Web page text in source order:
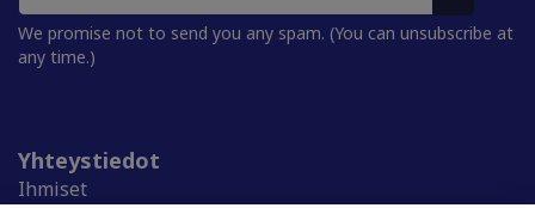
We promise not to send you any spam. (You can unsubscribe at
any time.)
Yhteystiedot
Ihmiset